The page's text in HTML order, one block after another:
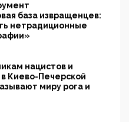
база извращенцев:
нетрадиционные
нацистов и
Киево-Печерской
миру рога и